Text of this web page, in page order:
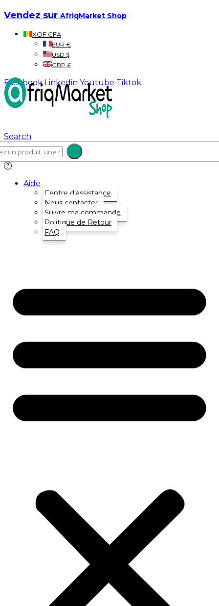
Vendez sur AfriqMarket Shop
XOF CFA
EUR €
USD $
GBP £
Facebook Linkedin Youtube Tiktok
Search
Aide
Centre d’assistance
Nous contacter
Suivre ma commande
Politique de Retour
FAQ